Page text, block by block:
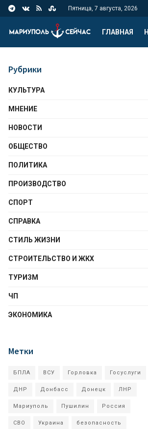
Пятница, 7 августа, 2026
ГЛАВНАЯ
Рубрики
КУЛЬТУРА
МНЕНИЕ
НОВОСТИ
ОБЩЕСТВО
ПОЛИТИКА
ПРОИЗВОДСТВО
СПОРТ
СПРАВКА
СТИЛЬ ЖИЗНИ
СТРОИТЕЛЬСТВО И ЖКХ
ТУРИЗМ
ЧП
ЭКОНОМИКА
Метки
БПЛА ВСУ Горловка Госуслуги
ДНР Донбасс Донецк ЛНР
Мариуполь Пушилин Россия
СВО Украина безопасность